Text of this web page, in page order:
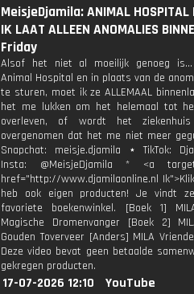
MeisjeDjamila: ANIMAL HOSPITAL
IK LAAT ALLEEN ANOMALIES
Friday
Alsof het niet al moeilijk genoeg
Animal Hospital en in plaats van de
te sturen, moet ik ze ALLEMAAL
het me lukken om het helemaal tot
overleven, of wordt het
overgenomen dat het me niet meer
Snapchat: meisje.djamila ⋆ TikTok:
Insta: @MeisjeDjamila * <a
href="http://www.djamilaonline.nl
heb ook eigen producten! Je vindt
favoriete boekenwinkel. [Boek 1]
Magische Dromenvanger [Boek 2]
Gouden Toverveer [Anders] MILA
Deze video bevat geen betaalde
gekregen producten.
17-07-2026 12:10
YouTube